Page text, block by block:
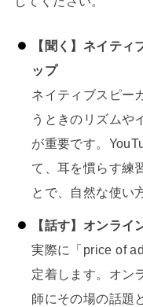
【聞く】ネイテ
ップ
ネイティブスピー
うときのリズムや
が重要です。
て、耳を慣らす練
とで、自然な使い
【話す】オンライ
実際に「price of
定着します。オン
師にその場の話題